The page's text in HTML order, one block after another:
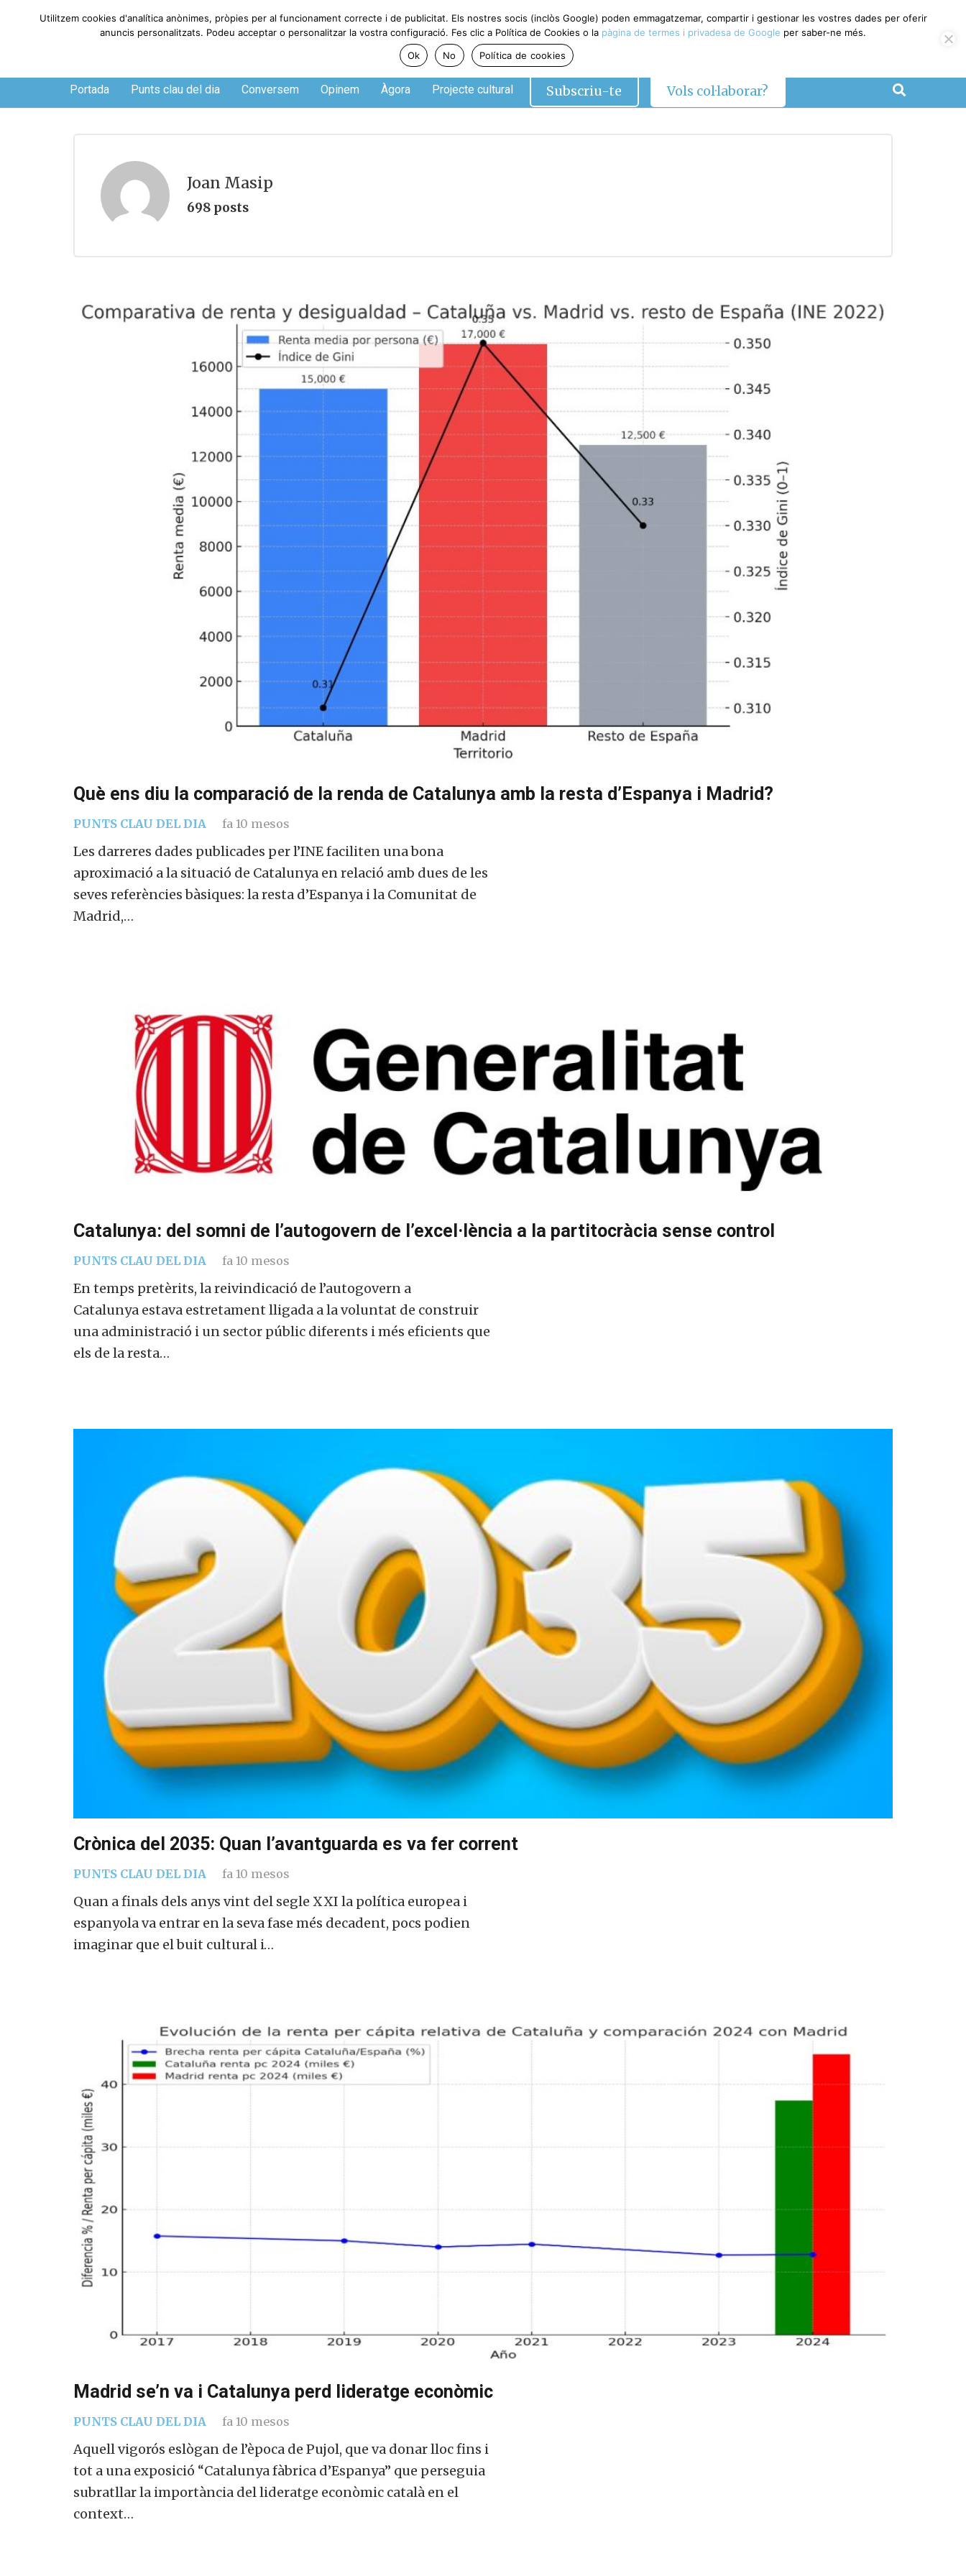
Dissabte, 8 de agosto de 2026
Portada Punts clau del dia Conversem Opinem Àgora Projecte cultural Subscriu-te Vols col·laborar?
Joan Masip
698 posts
Què ens diu la comparació de la renda de Catalunya amb la resta d’Espanya i Madrid?
PUNTS CLAU DEL DIA fa 10 mesos
Les darreres dades publicades per l’INE faciliten una bona
aproximació a la situació de Catalunya en relació amb dues de les
seves referències bàsiques: la resta d’Espanya i la Comunitat de
Madrid,…
Catalunya: del somni de l’autogovern de l’excel·lència a la partitocràcia sense control
PUNTS CLAU DEL DIA fa 10 mesos
En temps pretèrits, la reivindicació de l’autogovern a
Catalunya estava estretament lligada a la voluntat de construir
una administració i un sector públic diferents i més eficients que
els de la resta…
Crònica del 2035: Quan l’avantguarda es va fer corrent
PUNTS CLAU DEL DIA fa 10 mesos
Quan a finals dels anys vint del segle XXI la política europea i
espanyola va entrar en la seva fase més decadent, pocs podien
imaginar que el buit cultural i…
Madrid se’n va i Catalunya perd lideratge econòmic
PUNTS CLAU DEL DIA fa 10 mesos
Aquell vigorós eslògan de l’època de Pujol, que va donar lloc fins i
tot a una exposició “Catalunya fàbrica d’Espanya” que perseguia
subratllar la importància del lideratge econòmic català en el
context…
Utilitzem cookies d'analítica anònimes, pròpies per al funcionament correcte i de publicitat. Els nostres socis (inclòs Google) poden emmagatzemar, compartir i gestionar les vostres dades per oferir
anuncis personalitzats. Podeu acceptar o personalitzar la vostra configuració. Fes clic a Política de Cookies o la pàgina de termes i privadesa de Google per saber-ne més.
Ok
No Política de cookies